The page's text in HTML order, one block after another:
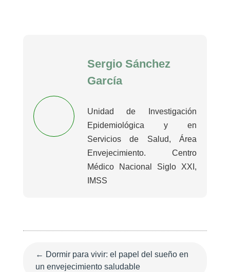
Sergio Sánchez
García
Unidad de Investigación
Epidemiológica y en
Servicios de Salud, Área
Envejecimiento. Centro
Médico Nacional Siglo XXI,
IMSS
← Dormir para vivir: el papel del sueño en
un envejecimiento saludable